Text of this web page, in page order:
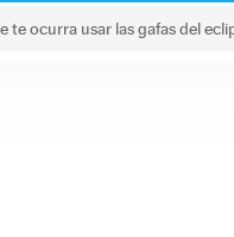
te ocurra usar las gafas del